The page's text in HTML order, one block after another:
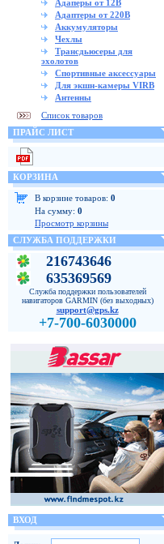
Адаперы от 12В
Адаптеры от 220В
Аккумуляторы
Чехлы
Трансдьюсеры для
эхолотов
Спортивные аксессуары
Для экшн-камеры VIRB
Антенны
Список товаров
ПРАЙС ЛИСТ
КОРЗИНА
В корзине товаров: 0
На сумму: 0
Просмотр корзины
СЛУЖБА ПОДДЕРЖКИ
216743646
635369569
Служба поддержки пользователей
навигаторов GARMIN (без выходных)
support@gps.kz
+7-700-6030000
ВХОД